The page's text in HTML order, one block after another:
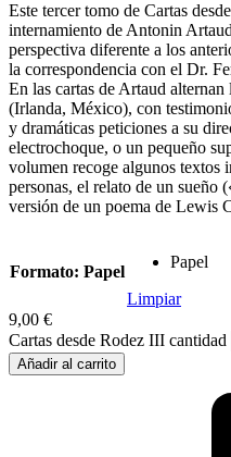
Este tercer tomo de Cartas
internamiento de Antonin
perspectiva diferente a los
la correspondencia con el Dr.
En las cartas de Artaud alternan
(Irlanda, México), con
y dramáticas peticiones a su
electrochoque, o un pequeño
volumen recoge algunos textos
personas, el relato de un sueño
versión de un poema de Lewis
Formato: Papel
Papel
Limpiar
9,00 €
Cartas desde Rodez III cantidad
Añadir al carrito